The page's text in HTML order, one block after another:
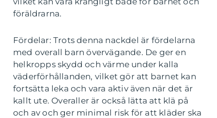
föräldrarna.
Fördelar: Trots denna nackdel är fördelarna
med overall barn övervägande. De ger en
helkropps skydd och värme under kalla
väderförhållanden, vilket gör att barnet kan
fortsätta leka och vara aktiv även när det är
kallt ute. Overaller är också lätta att klä på
och av och ger minimal risk för att kläder ska